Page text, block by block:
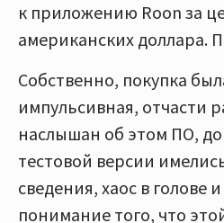
к приложению Roon за
американских доллара.
Собственно, покупка
импульсивная, отчасти
наслышан об этом ПО,
тестовой версии
сведения, хаос в голове
понимание того, что